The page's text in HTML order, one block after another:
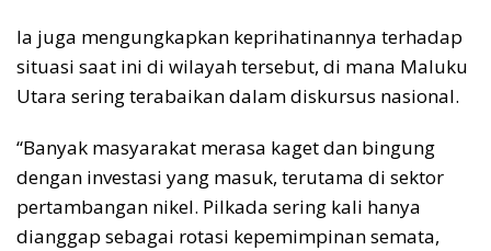
Ia juga mengungkapkan keprihatinannya terhadap
situasi saat ini di wilayah tersebut, di mana Maluku
Utara sering terabaikan dalam diskursus nasional.
“Banyak masyarakat merasa kaget dan bingung
dengan investasi yang masuk, terutama di sektor
pertambangan nikel. Pilkada sering kali hanya
dianggap sebagai rotasi kepemimpinan semata,